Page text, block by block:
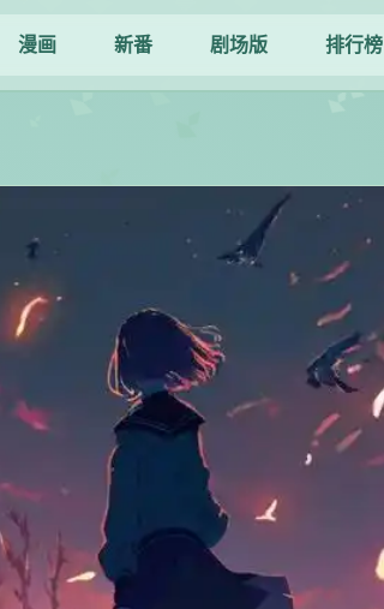
漫画 新番 剧场版 排行榜